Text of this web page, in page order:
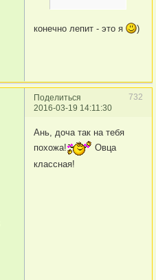
конечно лепит - это я )
Поделиться
732
2016-03-19 14:11:30
Ань, доча так на тебя
похожа!
Овца
классная!